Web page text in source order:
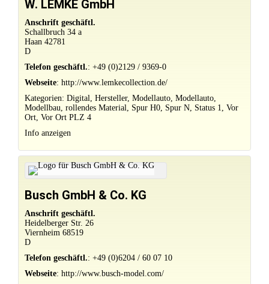
W. LEMKE GmbH
Anschrift geschäftl.
Schallbruch 34 a
Haan 42781
D
Telefon geschäftl.: +49 (0)2129 / 9369-0
Webseite: http://www.lemkecollection.de/
Kategorien: Digital, Hersteller, Modellauto, Modellauto,
Modellbau, rollendes Material, Spur H0, Spur N, Status 1, Vor
Ort, Vor Ort PLZ 4
Info anzeigen
Busch GmbH & Co. KG
Anschrift geschäftl.
Heidelberger Str. 26
Viernheim 68519
D
Telefon geschäftl.: +49 (0)6204 / 60 07 10
Webseite: http://www.busch-model.com/